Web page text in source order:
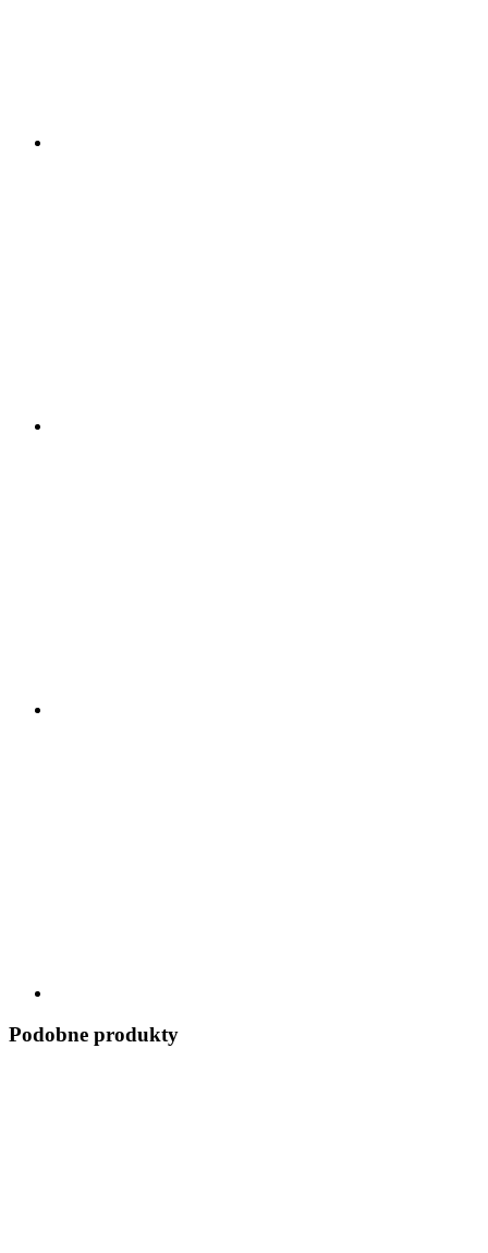
Podobne produkty